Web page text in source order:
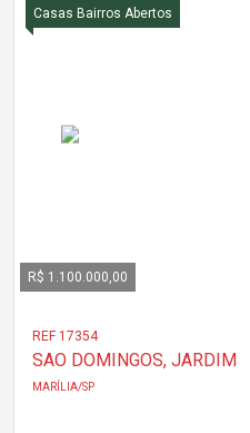
Casas Bairros Abertos
R$ 1.100.000,00
REF 17354
SAO DOMINGOS, JARDIM
MARÍLIA/SP